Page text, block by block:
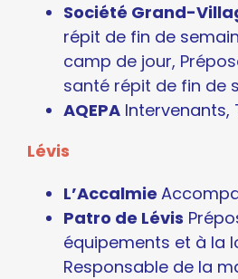
Société Grand-
répit de fin de
camp de jour,
santé répit de fin de
AQEPA Intervenants,
Lévis
L’Accalmie
Patro de Lévis
équipements et à la
Responsable de la